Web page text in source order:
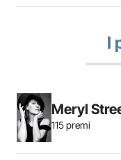
I
Meryl
115 premi